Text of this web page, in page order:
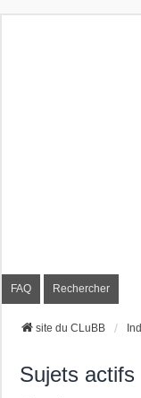
FAQ Rechercher
site du CLuBB
Sujets actifs